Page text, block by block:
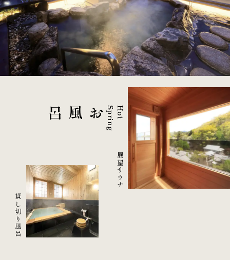
H
o
t
S
p
r
i
n
g
お風呂
展望サウナ
貸し切り風呂